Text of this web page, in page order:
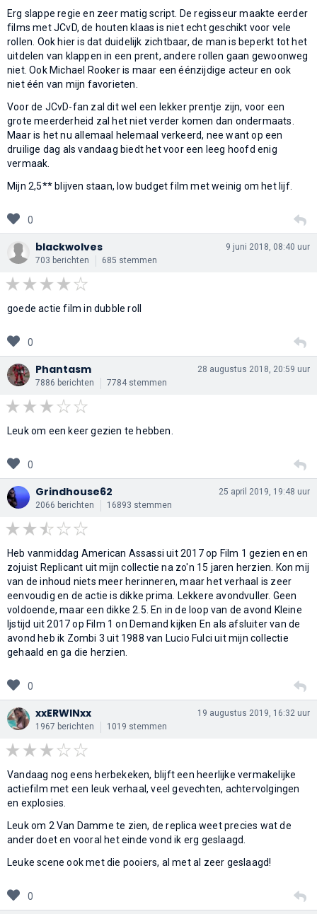
Erg slappe regie en zeer matig script. De regisseur maakte eerder
films met JCvD, de houten klaas is niet echt geschikt voor vele
rollen. Ook hier is dat duidelijk zichtbaar, de man is beperkt tot het
uitdelen van klappen in een prent, andere rollen gaan gewoonweg
niet. Ook Michael Rooker is maar een éénzijdige acteur en ook
niet één van mijn favorieten.
Voor de JCvD-fan zal dit wel een lekker prentje zijn, voor een
grote meerderheid zal het niet verder komen dan ondermaats.
Maar is het nu allemaal helemaal verkeerd, nee want op een
druilige dag als vandaag biedt het voor een leeg hoofd enig
vermaak.
Mijn 2,5** blijven staan, low budget film met weinig om het lijf.
0
blackwolves
703 berichten 685 stemmen
9 juni 2018, 08:40 uur
goede actie film in dubble roll
0
Phantasm
7886 berichten 7784 stemmen
28 augustus 2018, 20:59 uur
Leuk om een keer gezien te hebben.
0
Grindhouse62
2066 berichten 16893 stemmen
25 april 2019, 19:48 uur
Heb vanmiddag American Assassi uit 2017 op Film 1 gezien en en
zojuist Replicant uit mijn collectie na zo'n 15 jaren herzien. Kon mij
van de inhoud niets meer herinneren, maar het verhaal is zeer
eenvoudig en de actie is dikke prima. Lekkere avondvuller. Geen
voldoende, maar een dikke 2.5. En in de loop van de avond Kleine
Ijstijd uit 2017 op Film 1 on Demand kijken En als afsluiter van de
avond heb ik Zombi 3 uit 1988 van Lucio Fulci uit mijn collectie
gehaald en ga die herzien.
0
xxERWINxx
1967 berichten 1019 stemmen
19 augustus 2019, 16:32 uur
Vandaag nog eens herbekeken, blijft een heerlijke vermakelijke
actiefilm met een leuk verhaal, veel gevechten, achtervolgingen
en explosies.
Leuk om 2 Van Damme te zien, de replica weet precies wat de
ander doet en vooral het einde vond ik erg geslaagd.
Leuke scene ook met die pooiers, al met al zeer geslaagd!
0